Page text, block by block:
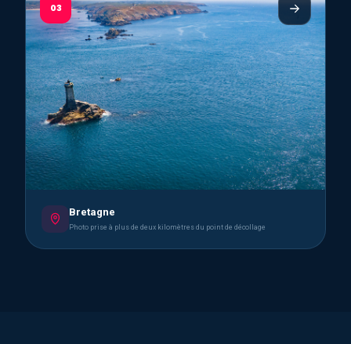
03
Bretagne
Photo prise à plus de deux kilomètres du point de décollage